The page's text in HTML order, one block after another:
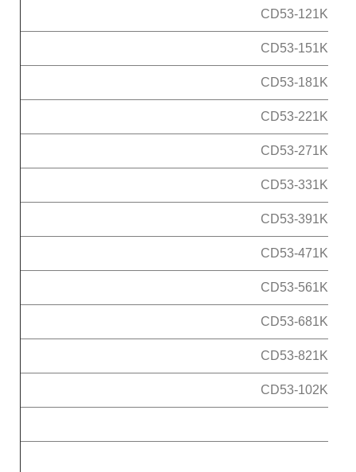
CD53-121K
CD53-151K
CD53-181K
CD53-221K
CD53-271K
CD53-331K
CD53-391K
CD53-471K
CD53-561K
CD53-681K
CD53-821K
CD53-102K